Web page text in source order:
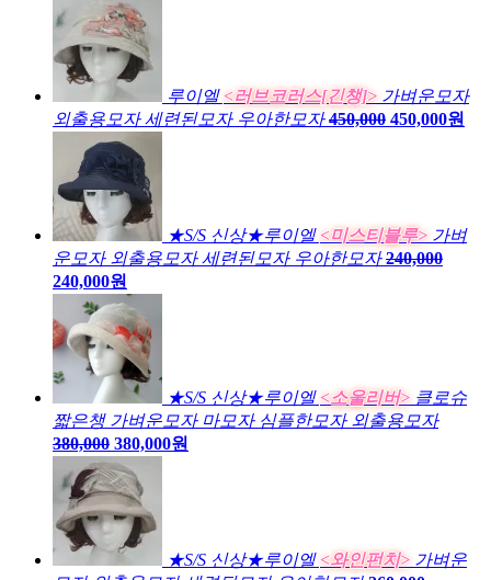
루이엘 <러브코러스[긴챙]> 가벼운모자
외출용모자 세련된모자 우아한모자 450,000 450,000원
★S/S 신상★루이엘 <미스티블루> 가벼
운모자 외출용모자 세련된모자 우아한모자 240,000
240,000원
★S/S 신상★루이엘 <소울리버> 클로슈
짧은챙 가벼운모자 마모자 심플한모자 외출용모자
380,000 380,000원
★S/S 신상★루이엘 <와인펀치> 가벼운